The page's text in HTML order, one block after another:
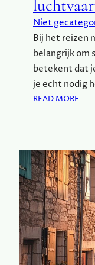
!
E
Z
E
N
E
N
S
P
A
K
K
E
N
V
O
O
Niet
Bij het reizen
belangrijk om
betekent dat
je echt nodig
READ MORE
M
M
E
I
N
P
A
K
T